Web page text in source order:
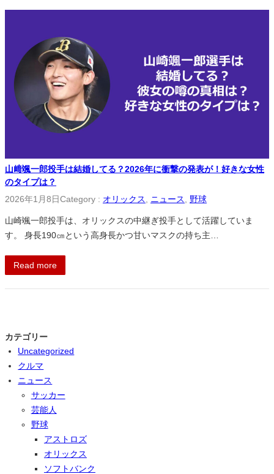
山﨑颯一郎投手は結婚してる？2026年に衝撃の発表が！好きな女性
のタイプは？
2026年1月8日Category : オリックス ニュース 野球
山崎颯一郎投手は、オリックスの中継ぎ投手として活躍していま
す。 身長190㎝という高身長かつ甘いマスクの持ち主…
Read more
カテゴリー
Uncategorized
クルマ
ニュース
サッカー
芸能人
野球
アストロズ
オリックス
ソフトバンク